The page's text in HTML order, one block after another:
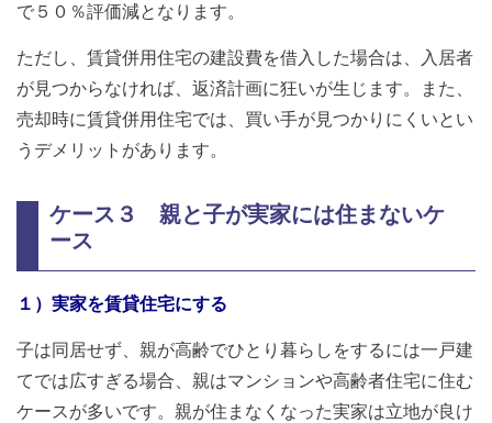
で５０％評価減となります。
ただし、賃貸併用住宅の建設費を借入した場合は、入居者
が見つからなければ、返済計画に狂いが生じます。また、
売却時に賃貸併用住宅では、買い手が見つかりにくいとい
うデメリットがあります。
ケース３ 親と子が実家には住まないケ
ース
１）実家を賃貸住宅にする
子は同居せず、親が高齢でひとり暮らしをするには一戸建
てでは広すぎる場合、親はマンションや高齢者住宅に住む
ケースが多いです。親が住まなくなった実家は立地が良け